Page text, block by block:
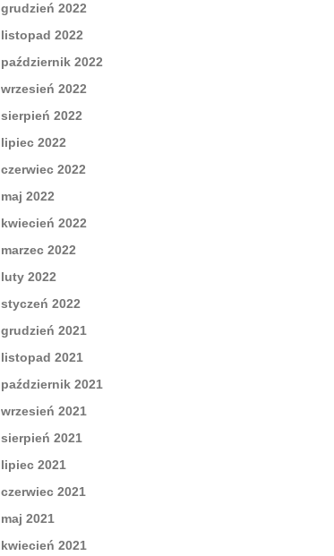
grudzień 2022
listopad 2022
październik 2022
wrzesień 2022
sierpień 2022
lipiec 2022
czerwiec 2022
maj 2022
kwiecień 2022
marzec 2022
luty 2022
styczeń 2022
grudzień 2021
listopad 2021
październik 2021
wrzesień 2021
sierpień 2021
lipiec 2021
czerwiec 2021
maj 2021
kwiecień 2021